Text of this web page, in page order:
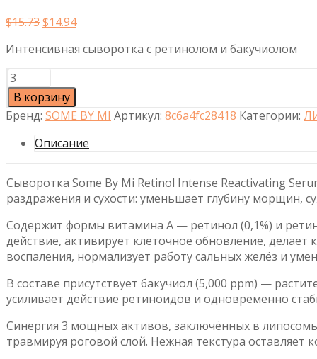
$15.73Первоначальная
составляла
$14.94Текущая
$14.94.
Интенсивная сыворотка с ретинолом и бакучиолом
Количество
товара
Some
By
Retinol
Reactivating
Serum,
В корзину
Бренд: SOME BY MI Артикул: 8c6a4fc28418 Категории:
Описание
Сыворотка Some By Mi Retinol Intense Reactivating
раздражения и сухости: уменьшает глубину морщин,
Содержит формы витамина A — ретинол (0,1%) и
действие, активирует клеточное обновление,
воспаления, нормализует работу сальных желёз и
В составе присутствует бакучиол (5,000 ppm) —
усиливает действие ретиноидов и одновременно
Синергия 3 мощных активов, заключённых в
травмируя роговой слой. Нежная текстура